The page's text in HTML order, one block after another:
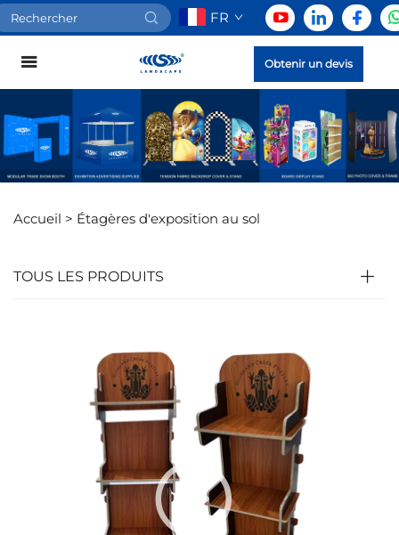
FR
Obtenir un devis
Accueil > Étagères d'exposition au sol
TOUS LES PRODUITS